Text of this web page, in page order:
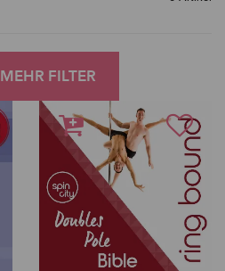
MEHR FILTER